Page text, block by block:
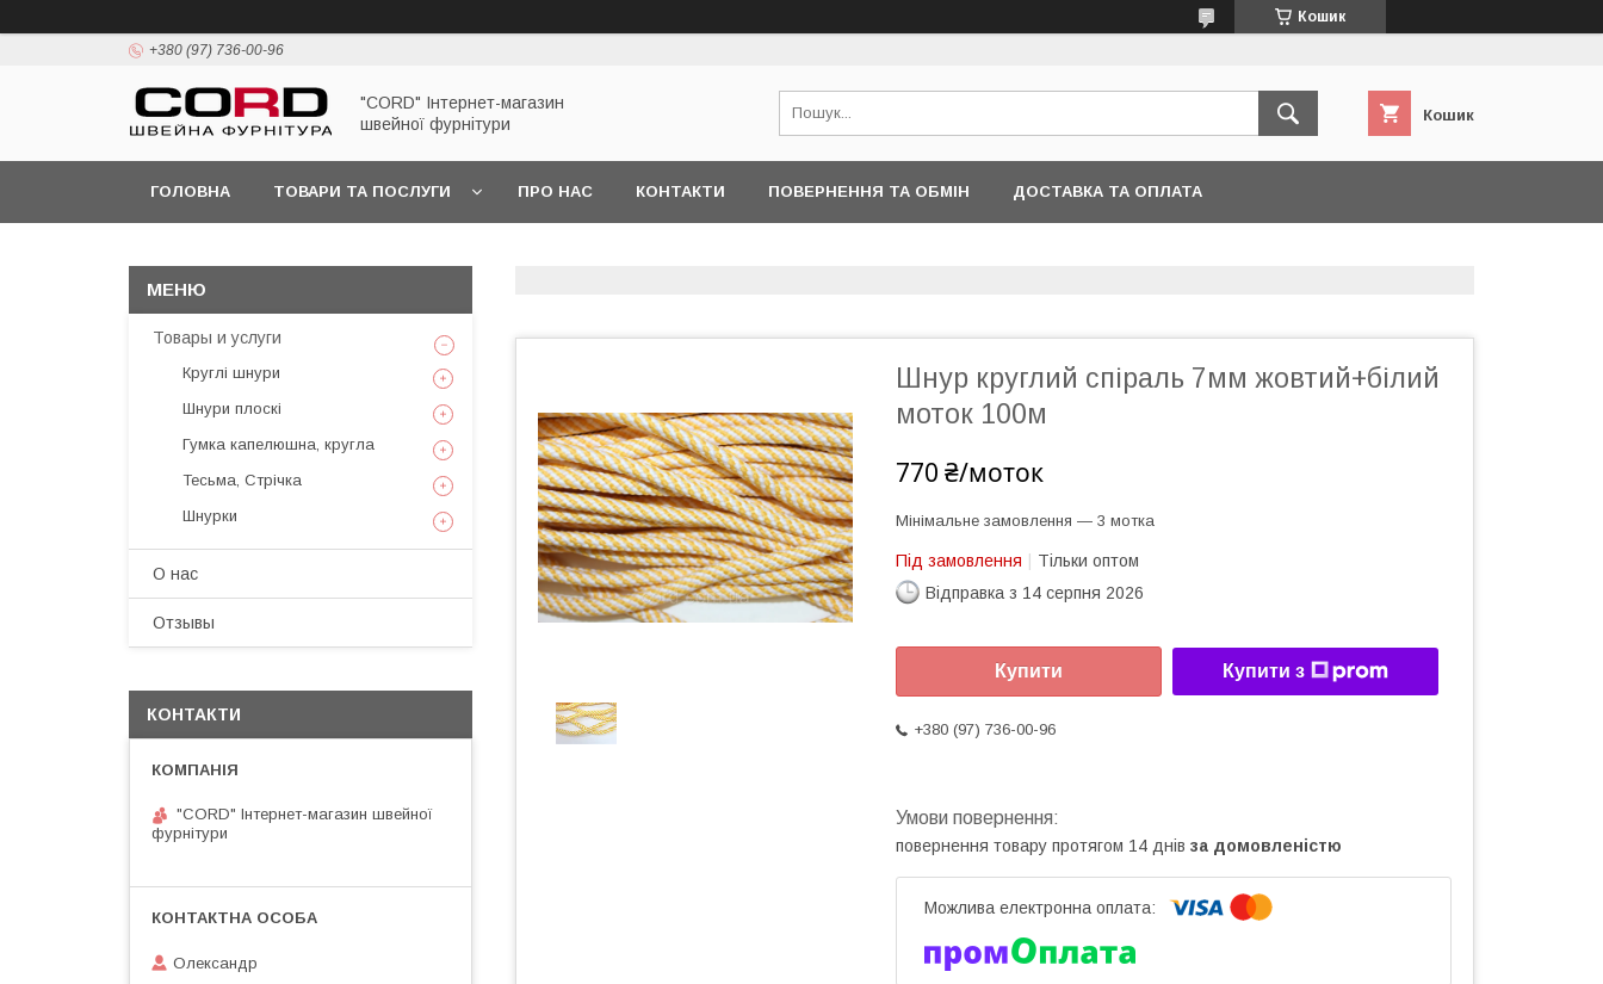
Кошик
+380 (97) 736-00-96
"CORD" Інтернет-магазин
швейної фурнітури
Кошик
ГОЛОВНА ТОВАРИ ТА ПОСЛУГИ ПРО НАС КОНТАКТИ ПОВЕРНЕННЯ ТА ОБМІН ДОСТАВКА ТА ОПЛАТА
Шнур круглий спіраль 7мм жовтий+білий
моток 100м
770 ₴/моток
Мінімальне замовлення — 3 мотка
Під замовлення
Тільки оптом
Відправка з 14 серпня 2026
Купити Купити з
+380 (97) 736-00-96
повернення товару протягом 14 днів за домовленістю
Товары и услуги
Круглі шнури
Шнури плоскі
Гумка капелюшна, кругла
Тесьма, Стрічка
Шнурки
О нас
Отзывы
КОНТАКТИ
"CORD" Інтернет-магазин швейної
фурнітури
Олександр